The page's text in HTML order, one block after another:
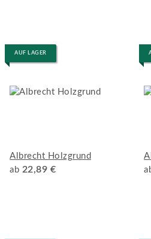
AUF LAGER
Albrecht Holzgrund
ab 22,89 €